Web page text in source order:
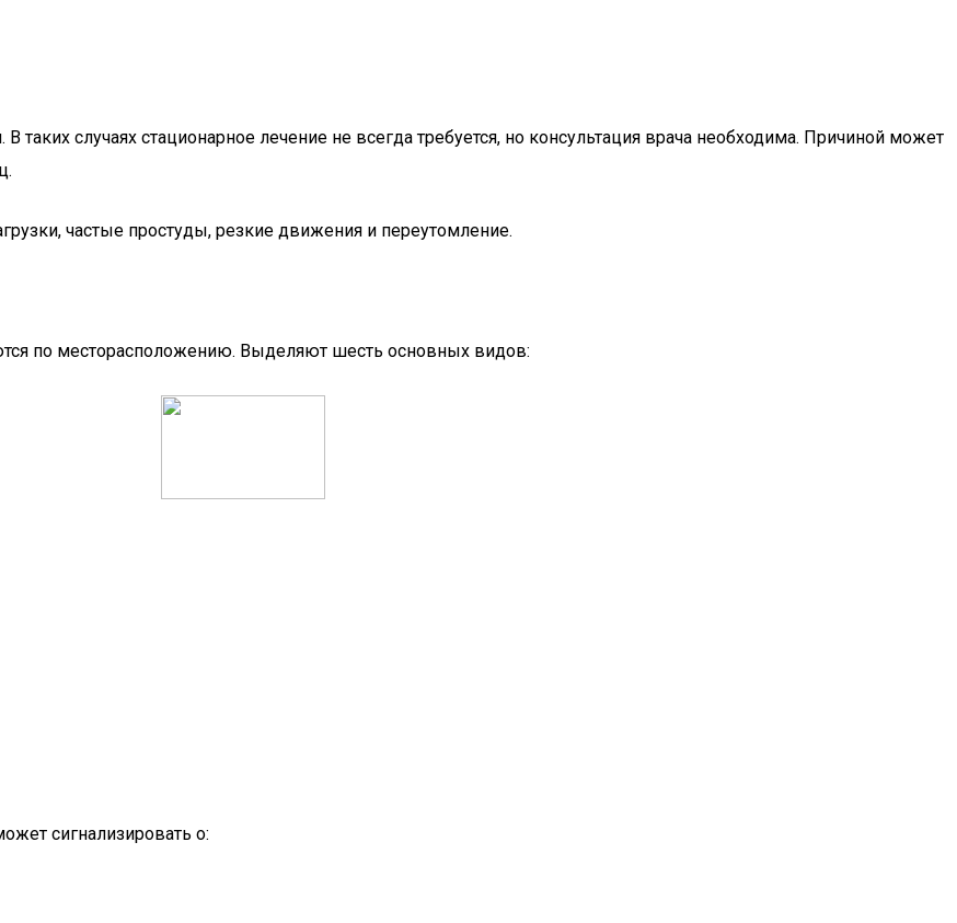
случаях стационарное лечение не всегда требуется, но консультация врача необходима. Причиной может
частые простуды, резкие движения и переутомление.
по месторасположению. Выделяют шесть основных видов:
сигнализировать о: